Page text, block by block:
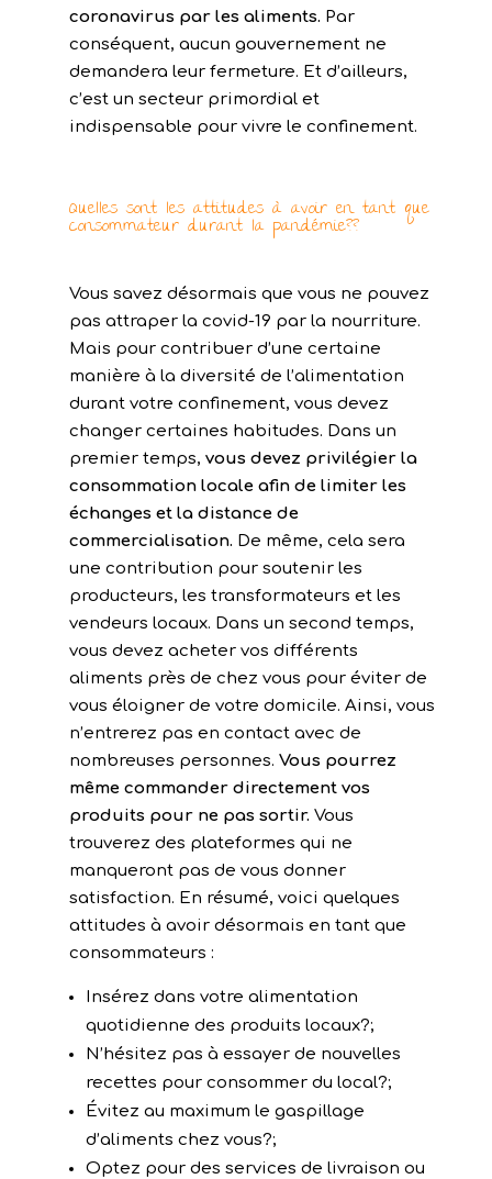
coronavirus par les aliments. Par
conséquent, aucun gouvernement ne
demandera leur fermeture. Et d’ailleurs,
c’est un secteur primordial et
indispensable pour vivre le confinement.
Quelles sont les attitudes à avoir en tant que
consommateur durant la pandémie??
Vous savez désormais que vous ne pouvez
pas attraper la covid-19 par la nourriture.
Mais pour contribuer d’une certaine
manière à la diversité de l’alimentation
durant votre confinement, vous devez
changer certaines habitudes. Dans un
premier temps, vous devez privilégier la
consommation locale afin de limiter les
échanges et la distance de
commercialisation. De même, cela sera
une contribution pour soutenir les
producteurs, les transformateurs et les
vendeurs locaux. Dans un second temps,
vous devez acheter vos différents
aliments près de chez vous pour éviter de
vous éloigner de votre domicile. Ainsi, vous
n’entrerez pas en contact avec de
nombreuses personnes. Vous pourrez
même commander directement vos
produits pour ne pas sortir. Vous
trouverez des plateformes qui ne
manqueront pas de vous donner
satisfaction. En résumé, voici quelques
attitudes à avoir désormais en tant que
consommateurs :
Insérez dans votre alimentation
quotidienne des produits locaux?;
N’hésitez pas à essayer de nouvelles
recettes pour consommer du local?;
Évitez au maximum le gaspillage
d’aliments chez vous?;
Optez pour des services de livraison ou